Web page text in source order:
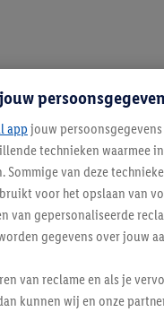
Nieuwsbrief
app jouw
technieken waarmee
van deze
voor het opslaan van
van gepersonaliseerde
gegevens over jouw
van reclame en als je
kunnen wij en onze